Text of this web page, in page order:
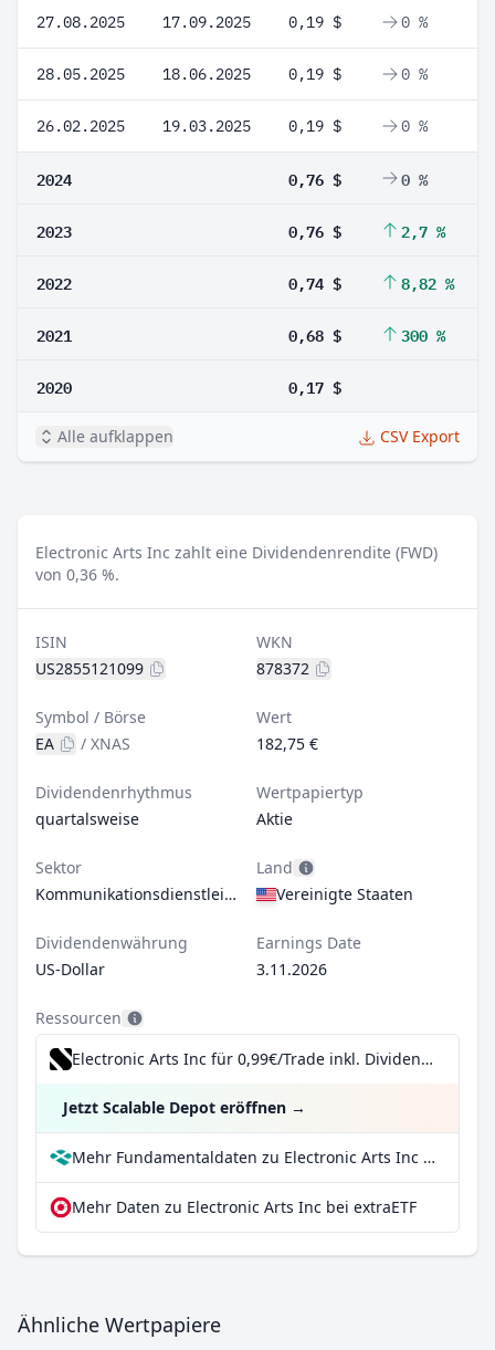
27.08.2025 17.09.2025 0,19 $ 0 %
28.05.2025 18.06.2025 0,19 $ 0 %
26.02.2025 19.03.2025 0,19 $ 0 %
2024 0,76 $ 0 %
2023 0,76 $ 2,7 %
2022 0,74 $ 8,82 %
2021 0,68 $ 300 %
2020 0,17 $
Alle aufklappen CSV Export
Electronic Arts Inc zahlt eine Dividendenrendite (FWD)
von 0,36 %.
ISIN
US2855121099
WKN
878372
Symbol / Börse
EA
/ XNAS
Wert
182,75 €
Dividendenrhythmus
quartalsweise
Wertpapiertyp
Aktie
Sektor
Kommunikationsdienstleistungen
Land
Vereinigte Staaten
Dividendenwährung
US-Dollar
Earnings Date
3.11.2026
Ressourcen
Electronic Arts Inc für 0,99€/Trade inkl. Dividend Reinvestment Plan
Jetzt Scalable Depot eröffnen →
Mehr Fundamentaldaten zu Electronic Arts Inc bei Parqet
Mehr Daten zu Electronic Arts Inc bei extraETF
Ähnliche Wertpapiere